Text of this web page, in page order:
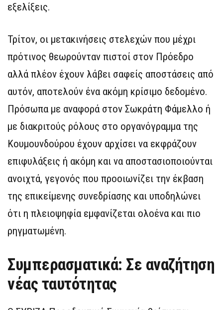
εξελίξεις.
Τρίτον, οι μετακινήσεις στελεχών που μέχρι
πρότινος θεωρούνταν πιστοί στον Πρόεδρο
αλλά πλέον έχουν λάβει σαφείς αποστάσεις από
αυτόν, αποτελούν ένα ακόμη κρίσιμο δεδομένο.
Πρόσωπα με αναφορά στον Σωκράτη Φάμελλο ή
με διακριτούς ρόλους στο οργανόγραμμα της
Κουμουνδούρου έχουν αρχίσει να εκφράζουν
επιφυλάξεις ή ακόμη και να αποστασιοποιούνται
ανοιχτά, γεγονός που προοιωνίζει την έκβαση
της επικείμενης συνεδρίασης και υποδηλώνει
ότι η πλειοψηφία εμφανίζεται ολοένα και πιο
ρηγματωμένη.
Συμπερασματικά: Σε αναζήτηση
νέας ταυτότητας